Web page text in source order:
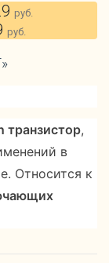
руб.
руб.
транзистор,
в
Относится к